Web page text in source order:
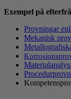
Exempel på
Provningar
Mekanisk